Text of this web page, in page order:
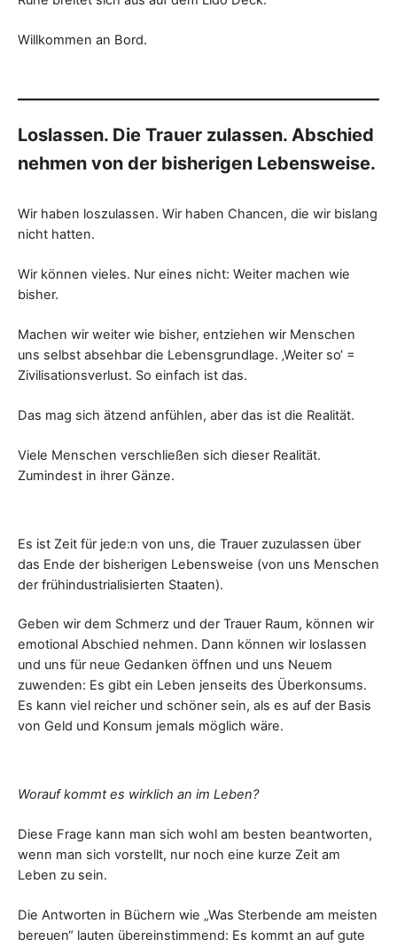
Willkommen an Bord.
Loslassen. Die Trauer zulassen. Abschied
nehmen von der bisherigen Lebensweise.
Wir haben loszulassen. Wir haben Chancen, die wir bislang
nicht hatten.
Wir können vieles. Nur eines nicht: Weiter machen wie
bisher.
Machen wir weiter wie bisher, entziehen wir Menschen
uns selbst absehbar die Lebensgrundlage. ‚Weiter so‘ =
Zivilisationsverlust. So einfach ist das.
Das mag sich ätzend anfühlen, aber das ist die Realität.
Viele Menschen verschließen sich dieser Realität.
Zumindest in ihrer Gänze.
Es ist Zeit für jede:n von uns, die Trauer zuzulassen über
das Ende der bisherigen Lebensweise (von uns Menschen
der frühindustrialisierten Staaten).
Geben wir dem Schmerz und der Trauer Raum, können wir
emotional Abschied nehmen. Dann können wir loslassen
und uns für neue Gedanken öffnen und uns Neuem
zuwenden: Es gibt ein Leben jenseits des Überkonsums.
Es kann viel reicher und schöner sein, als es auf der Basis
von Geld und Konsum jemals möglich wäre.
Worauf kommt es wirklich an im Leben?
Diese Frage kann man sich wohl am besten beantworten,
wenn man sich vorstellt, nur noch eine kurze Zeit am
Leben zu sein.
Die Antworten in Büchern wie „Was Sterbende am meisten
bereuen“ lauten übereinstimmend: Es kommt an auf gute